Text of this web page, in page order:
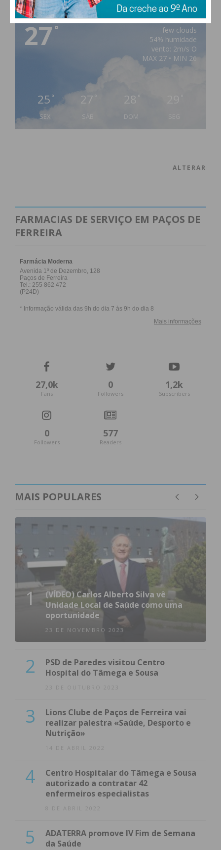
PAÇOS DE FERREIRA
27 °
few clouds
54% humidade
vento: 2m/s O
MAX 27 • MIN 26
25 °
SEX
27 °
SÁB
28 °
DOM
ALTERAR
FARMACIAS DE SERVIÇO EM PAÇOS DE
FERREIRA
27,0k
Fans
0
Followers
1,2k
Subscribers
0
Followers
577
Readers
MAIS POPULARES
1
(VÍDEO) Carlos Alberto Silva vê
Unidade Local de Saúde como uma
oportunidade
23 DE NOVEMBRO 2023
2
PSD de Paredes visitou Centro
Hospital do Tâmega e Sousa
23 DE OUTUBRO 2023
3
Lions Clube de Paços de Ferreira vai
realizar palestra «Saúde, Desporto e
Nutrição»
14 DE ABRIL 2022
4
Centro Hospitalar do Tâmega e Sousa
autorizado a contratar 42
enfermeiros especialistas
8 DE ABRIL 2022
5
ADATERRA promove IV Fim de Semana
da Saúde